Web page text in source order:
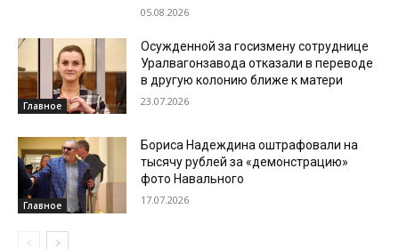
05.08.2026
Главное
Осужденной за госизмену сотруднице
Уралвагонзавода отказали в переводе
в другую колонию ближе к матери
23.07.2026
Главное
Бориса Надеждина оштрафовали на
тысячу рублей за «демонстрацию»
фото Навального
17.07.2026